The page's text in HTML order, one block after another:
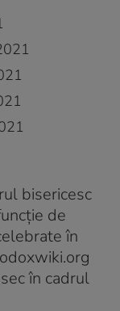
bisericesc
de
în
în cadrul